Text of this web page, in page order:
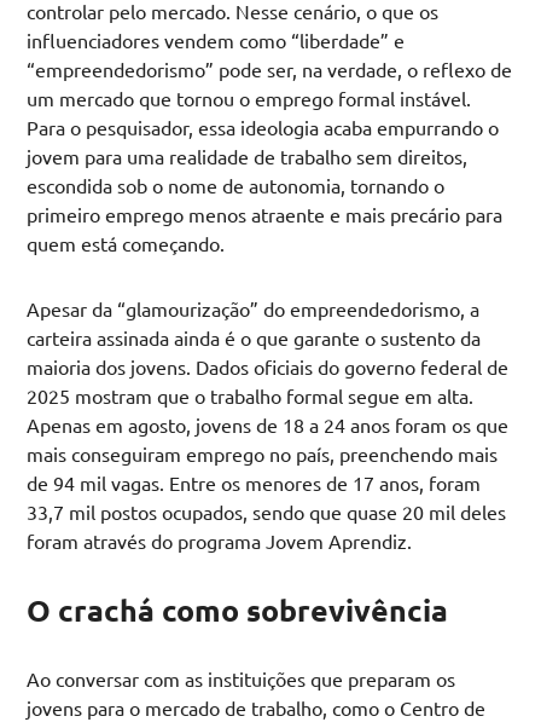
controlar pelo mercado. Nesse cenário, o que os
influenciadores vendem como “liberdade” e
“empreendedorismo” pode ser, na verdade, o reflexo de
um mercado que tornou o emprego formal instável.
Para o pesquisador, essa ideologia acaba empurrando o
jovem para uma realidade de trabalho sem direitos,
escondida sob o nome de autonomia, tornando o
primeiro emprego menos atraente e mais precário para
quem está começando.
Apesar da “glamourização” do empreendedorismo, a
carteira assinada ainda é o que garante o sustento da
maioria dos jovens. Dados oficiais do governo federal de
2025 mostram que o trabalho formal segue em alta.
Apenas em agosto, jovens de 18 a 24 anos foram os que
mais conseguiram emprego no país, preenchendo mais
de 94 mil vagas. Entre os menores de 17 anos, foram
33,7 mil postos ocupados, sendo que quase 20 mil deles
foram através do programa Jovem Aprendiz.
O crachá como sobrevivência
Ao conversar com as instituições que preparam os
jovens para o mercado de trabalho, como o Centro de